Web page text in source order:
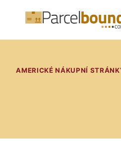
AMERICKÉ NÁKUPNÍ